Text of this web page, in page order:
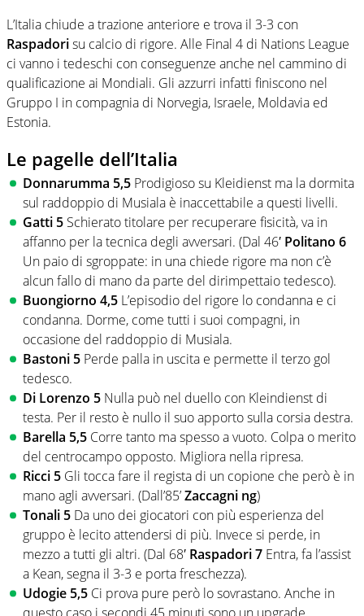
L’Italia chiude a trazione anteriore e trova il 3-3 con
Raspadorisu calcio di rigore. Alle Final 4 di Nations League
ci vanno i tedeschi con conseguenze anche nel cammino di
qualificazione ai Mondiali. Gli azzurri infatti finiscono nel
Gruppo I in compagnia di Norvegia, Israele, Moldavia ed
Estonia.
Le pagelle dell’Italia
Donnarumma 5,5 Prodigioso su Kleidienst ma la dormita
sul raddoppio di Musiala è inaccettabile a questi livelli.
Gatti 5 Schierato titolare per recuperare fisicità, va in
affanno per la tecnica degli avversari. (Dal 46′ Politano 6
Un paio di sgroppate: in una chiede rigore ma non c’è
alcun fallo di mano da parte del dirimpettaio tedesco).
Buongiorno 4,5 L’episodio del rigore lo condanna e ci
condanna. Dorme, come tutti i suoi compagni, in
occasione del raddoppio di Musiala.
Bastoni 5 Perde palla in uscita e permette il terzo gol
tedesco.
Di Lorenzo 5 Nulla può nel duello con Kleindienst di
testa. Per il resto è nullo il suo apporto sulla corsia destra.
Barella 5,5 Corre tanto ma spesso a vuoto. Colpa o merito
del centrocampo opposto. Migliora nella ripresa.
Ricci 5 Gli tocca fare il regista di un copione che però è in
mano agli avversari. (Dall’85’Zaccagni ng)
Tonali 5 Da uno dei giocatori con più esperienza del
gruppo è lecito attendersi di più. Invece si perde, in
mezzo a tutti gli altri. (Dal 68′ Raspadori 7 Entra, fa l’assist
a Kean, segna il 3-3 e porta freschezza).
Udogie 5,5 Ci prova pure però lo sovrastano. Anche in